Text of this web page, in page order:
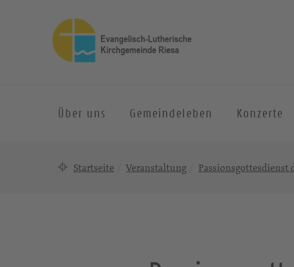
Über uns Gemeindeleben Konzerte
Startseite Veranstaltung Passionsgottesdienst